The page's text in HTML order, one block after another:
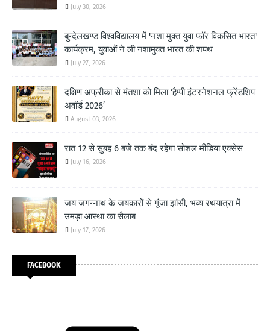
July 30, 2026
बुन्देलखण्ड विश्वविद्यालय में 'नशा मुक्त युवा फॉर विकसित भारत'
कार्यक्रम, युवाओं ने ली नशामुक्त भारत की शपथ
July 27, 2026
दक्षिण अफ्रीका से मंतशा को मिला ‘हैप्पी इंटरनेशनल फ्रेंडशिप
अवॉर्ड 2026’
August 03, 2026
रात 12 से सुबह 6 बजे तक बंद रहेगा सोशल मीडिया एक्सेस
July 16, 2026
जय जगन्नाथ के जयकारों से गूंजा झांसी, भव्य रथयात्रा में
उमड़ा आस्था का सैलाब
July 17, 2026
FACEBOOK